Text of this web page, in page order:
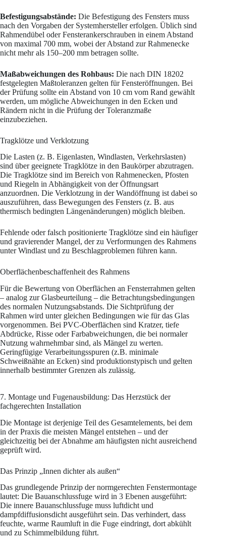
Befestigungsabstände: Die Befestigung des Fensters muss
nach den Vorgaben der Systemhersteller erfolgen. Üblich sind
Rahmendübel oder Fensterankerschrauben in einem Abstand
von maximal 700 mm, wobei der Abstand zur Rahmenecke
nicht mehr als 150–200 mm betragen sollte.
Maßabweichungen des Rohbaus: Die nach DIN 18202
festgelegten Maßtoleranzen gelten für Fensteröffnungen. Bei
der Prüfung sollte ein Abstand von 10 cm vom Rand gewählt
werden, um mögliche Abweichungen in den Ecken und
Rändern nicht in die Prüfung der Toleranzmaße
einzubeziehen.
Tragklötze und Verklotzung
Die Lasten (z. B. Eigenlasten, Windlasten, Verkehrslasten)
sind über geeignete Tragklötze in den Baukörper abzutragen.
Die Tragklötze sind im Bereich von Rahmenecken, Pfosten
und Riegeln in Abhängigkeit von der Öffnungsart
anzuordnen. Die Verklotzung in der Wandöffnung ist dabei so
auszuführen, dass Bewegungen des Fensters (z. B. aus
thermisch bedingten Längenänderungen) möglich bleiben.
Fehlende oder falsch positionierte Tragklötze sind ein häufiger
und gravierender Mangel, der zu Verformungen des Rahmens
unter Windlast und zu Beschlagproblemen führen kann.
Oberflächenbeschaffenheit des Rahmens
Für die Bewertung von Oberflächen an Fensterrahmen gelten
– analog zur Glasbeurteilung – die Betrachtungsbedingungen
des normalen Nutzungsabstands. Die Sichtprüfung der
Rahmen wird unter gleichen Bedingungen wie für das Glas
vorgenommen. Bei PVC-Oberflächen sind Kratzer, tiefe
Abdrücke, Risse oder Farbabweichungen, die bei normaler
Nutzung wahrnehmbar sind, als Mängel zu werten.
Geringfügige Verarbeitungsspuren (z.B. minimale
Schweißnähte an Ecken) sind produktionstypisch und gelten
innerhalb bestimmter Grenzen als zulässig.
7. Montage und Fugenausbildung: Das Herzstück der
fachgerechten Installation
Die Montage ist derjenige Teil des Gesamtelements, bei dem
in der Praxis die meisten Mängel entstehen – und der
gleichzeitig bei der Abnahme am häufigsten nicht ausreichend
geprüft wird.
Das Prinzip „Innen dichter als außen“
Das grundlegende Prinzip der normgerechten Fenstermontage
lautet: Die Bauanschlussfuge wird in 3 Ebenen ausgeführt:
Die innere Bauanschlussfuge muss luftdicht und
dampfdiffusionsdicht ausgeführt sein. Das verhindert, dass
feuchte, warme Raumluft in die Fuge eindringt, dort abkühlt
und zu Schimmelbildung führt.